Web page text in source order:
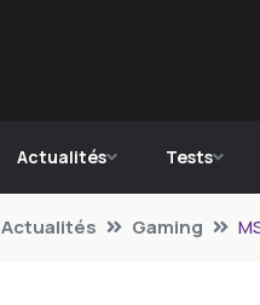
Actualités Tests
Actualités Gaming